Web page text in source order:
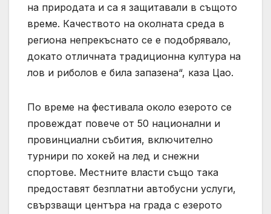
на природата и са я защитавали в същото
време. Качеството на околната среда в
региона непрекъснато се е подобрявало,
докато отличната традиционна култура на
лов и риболов е била запазена“, каза Цао.
По време на фестивала около езерото се
провеждат повече от 50 национални и
провинциални събития, включително
турнири по хокей на лед и снежни
спортове. Местните власти също така
предоставят безплатни автобусни услуги,
свързващи центъра на града с езерото